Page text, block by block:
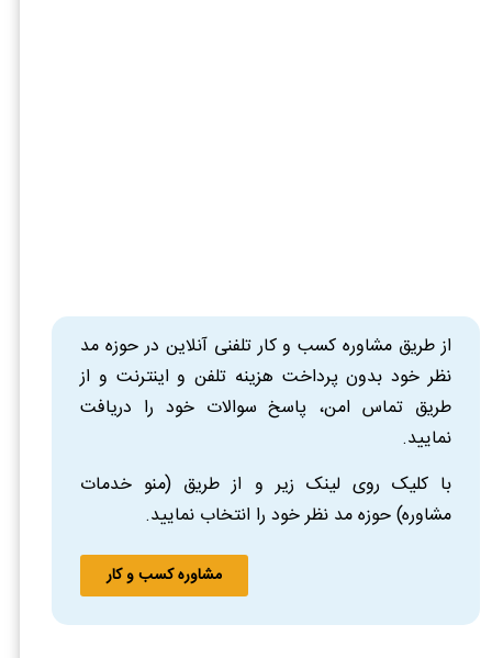
از طریق مشاوره کسب و کار تلفنی آنلاین در حوزه مد
نظر خود بدون پرداخت هزینه تلفن و اینترنت و از
طریق تماس امن، پاسخ سوالات خود را دریافت
نمایید.
با کلیک روی لینک زیر و از طریق (منو خدمات
مشاوره) حوزه مد نظر خود را انتخاب نمایید.
مشاوره کسب و کار